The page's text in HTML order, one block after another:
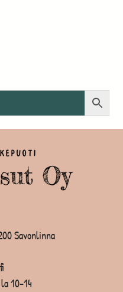
Savonlinna
10-14